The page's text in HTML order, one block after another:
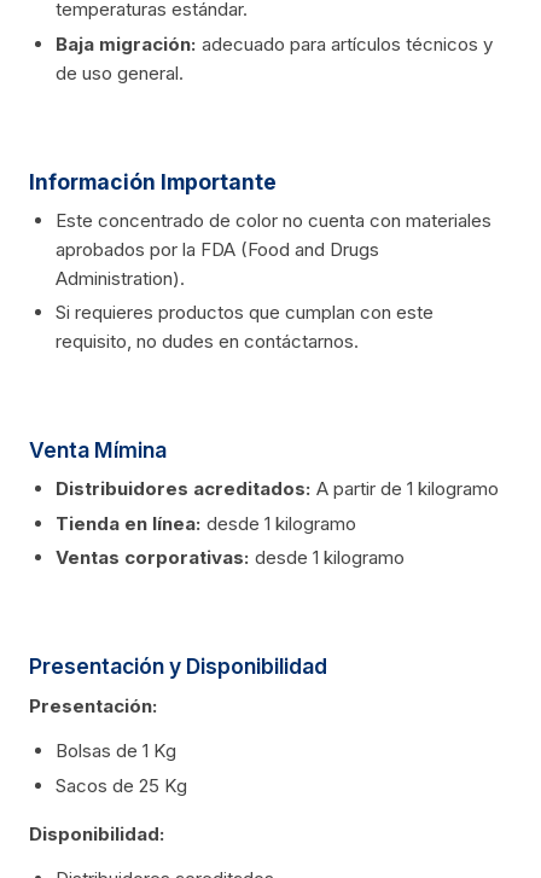
temperaturas estándar.
Baja migración: adecuado para artículos técnicos y
de uso general.
Información Importante
Este concentrado de color no cuenta con materiales
aprobados por la FDA (Food and Drugs
Administration).
Si requieres productos que cumplan con este
requisito, no dudes en contáctarnos.
Venta Mímina
Distribuidores acreditados: A partir de 1 kilogramo
Tienda en línea: desde 1 kilogramo
Ventas corporativas: desde 1 kilogramo
Presentación y Disponibilidad
Presentación:
Bolsas de 1 Kg
Sacos de 25 Kg
Disponibilidad: